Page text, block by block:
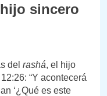
sincero
del rashá, el hijo
“Y acontecerá
‘¿Qué es este